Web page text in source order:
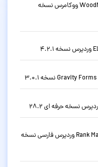
قالب فروشگاهی چندمنظوره وودمارت WoodMart ووکامرس نسخه
دانلود افزونه سئو حرفه ای رنک مث Rank Math Pro وردپرس فارسی نسخه